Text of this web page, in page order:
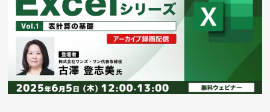
クリエイター求人を探す
CREATIVE JOB求人検索
特集求人
採用説明会
転職支援サービス
CONTENTS
スキルアップしたい！